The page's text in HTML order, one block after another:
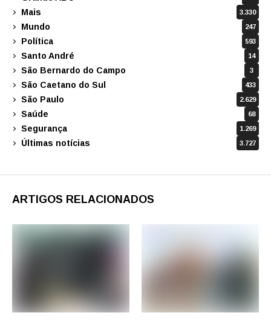
Mais 3.330
Mundo 247
Política 593
Santo André 14
São Bernardo do Campo 3
São Caetano do Sul 433
São Paulo 2.629
Saúde 68
Segurança 1.269
Últimas notícias 3.727
ARTIGOS RELACIONADOS